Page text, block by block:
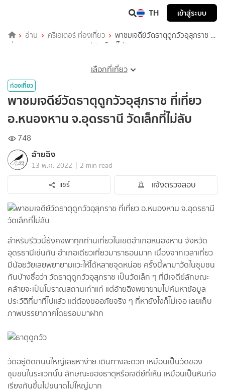
TH เข้าสู่ระบบ
อ่าน ครีเอเตอร์ ท่องเที่ยว
พาชมเจดีย์วัดธาตุดูกวัวอุสุภราช ที่
เที่ยว อ.หนองหาน จ.อุดรธานี วัดเล็กที่ไม่ลับ
เลือกที่เที่ยว
ท่องเที่ยว
พาชมเจดีย์วัดธาตุดูกวัวอุสุภราช ที่เที่ยว
อ.หนองหาน จ.อุดรธานี วัดเล็กที่ไม่ลับ
748
อ้ายฉิง
13 พ.ค. 2022 | 2 min read
แชร์
แจ้งตรวจสอบ
สำหรับรีวิวนี้ยังคงพาทุกท่านเที่ยวในเขตอำเภอหนองหาน จังหวัด
อุดรธานีเช่นกัน อำเภอเดียวเที่ยวมาราธอนมาก เนื่องจากเวลาเที่ยว
มีน้อยวัยเลยพยายามแวะให้ได้หลายจุดหน่อย ครั้งนี้พามาวัดในชุมชน
กันบ้างชื่อว่า วัดธาตุดูกวัวอุสุภราช เป็นวัดเล็ก ๆ ที่มีเจดีย์ลักษณะ
คล้ายจะเป็นโบราณสถานเก่าแก่ แต่อ้ายฉิงพยายามไปค้นหาข้อมูล
ประวัติที่มาที่ไปแล้ว แต่ต้องขออภัยจริง ๆ ที่หายังไงก็ไม่เจอ เลยเก็บ
ภาพบรรยากาศโดยรอบมาฝาก
วัดอยู่ติดถนนใหญ่เลยหาง่าย เดินทางสะดวก เหมือนเป็นวัดของ
ชุมชนในระแวกนั้น ลักษณะของธาตุหรือเจดีย์ที่เห็น เหมือนเป็นหินก่อ
เรียงกันขึ้นไปขนาดไม่ใหญ่มาก